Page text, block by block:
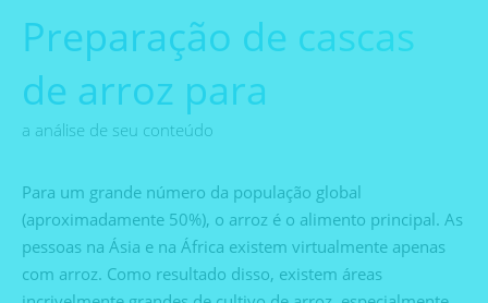
Preparação de cascas
de arroz para
a análise de seu conteúdo
Para um grande número da população global
(aproximadamente 50%), o arroz é o alimento principal. As
pessoas na Ásia e na África existem virtualmente apenas
com arroz. Como resultado disso, existem áreas